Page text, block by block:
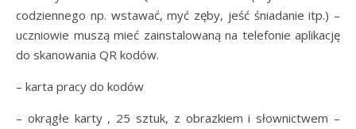
codziennego np. wstawać, myć zęby, jeść śniadanie itp.) –
uczniowie muszą mieć zainstalowaną na telefonie aplikację
do skanowania QR kodów.
– karta pracy do kodów
– okrągłe karty , 25 sztuk, z obrazkiem i słownictwem –